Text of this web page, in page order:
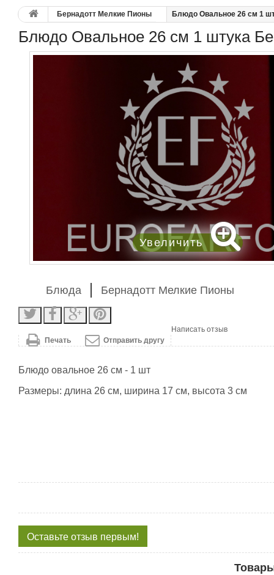
Бернадотт Мелкие Пионы Блюдо Овальное 26 см 1
Блюдо Овальное 26 см 1 штука
Увеличить
Блюда Бернадотт Мелкие Пионы
Отправить другу
Печать
Написать отзыв
Блюдо овальное 26 см - 1 шт
Размеры: длина 26 см, ширина 17 см, высота 3 см
Оставьте отзыв первым!